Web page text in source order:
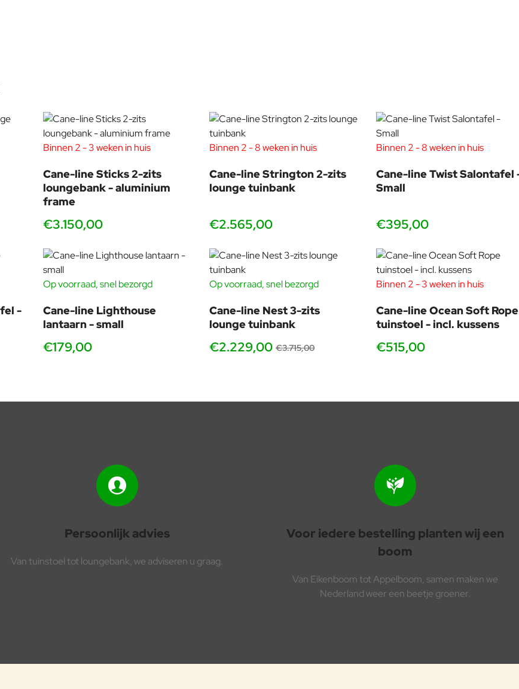
Binnen 2 - 3 weken in huis
Cane-line Sticks 2-zits
loungebank - aluminium
frame
€3.150,00
Binnen 2 - 8 weken in huis
Cane-line Strington 2-zits
lounge tuinbank
€2.565,00
Binnen 2 - 8 weken in huis
Cane-line Twist Salontafel
Small
€395,00
-
Op voorraad, snel bezorgd
Cane-line Lighthouse
lantaarn - small
€179,00
Op voorraad, snel bezorgd
Cane-line Nest 3-zits
lounge tuinbank
€2.229,00 €3.715,00
Binnen 2 - 3 weken in huis
Cane-line Ocean Soft Rope
tuinstoel - incl. kussens
€515,00
Persoonlijk advies
Van tuinstoel tot loungebank, we adviseren u graag.
Voor iedere bestelling planten wij een
boom
Van Eikenboom tot Appelboom, samen maken we
Nederland weer een beetje groener.